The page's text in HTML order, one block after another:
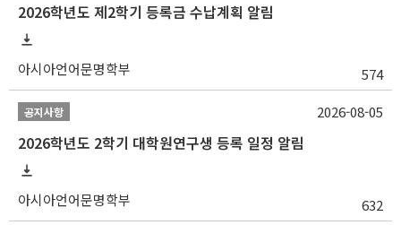
2026학년도 제2학기 등록금 수납계획 알림
아시아언어문명학부 574
공지사항
2026학년도 2학기 대학원연구생 등록 일정 알림
아시아언어문명학부 632
2026-08-05